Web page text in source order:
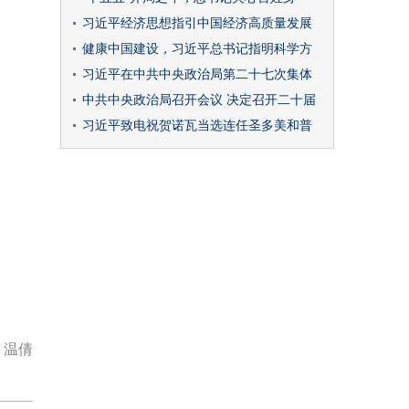
温倩
习近平经济思想指引中国经济高质量发展
健康中国建设，习近平总书记指明科学方
习近平在中共中央政治局第二十七次集体
中共中央政治局召开会议 决定召开二十届
习近平致电祝贺诺瓦当选连任圣多美和普